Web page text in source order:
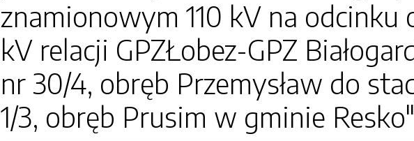
znamionowym 110 kV na odcinku
kV relacji GPZŁobez-GPZ
nr 30/4, obręb Przemysław do
1/3, obręb Prusim w gminie Resko"